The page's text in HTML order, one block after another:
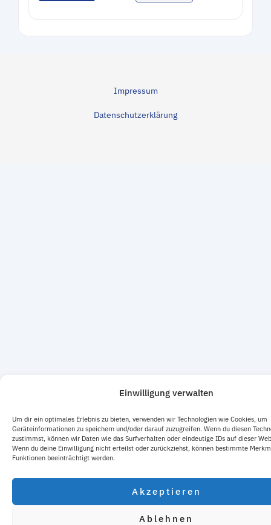
Einwilligung verwalten
Um dir ein optimales Erlebnis zu bieten, verwenden wir Technologien wie Cookies, um
Geräteinformationen zu speichern und/oder darauf zuzugreifen. Wenn du diesen
zustimmst, können wir Daten wie das Surfverhalten oder eindeutige IDs auf dieser
Wenn du deine Einwilligung nicht erteilst oder zurückziehst, können bestimmte
Funktionen beeinträchtigt werden.
Akzeptieren
Ablehnen
Impressum
Datenschutzerklärung